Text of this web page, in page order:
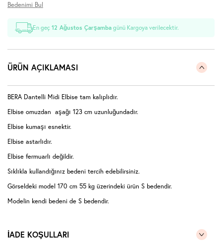
Bedenimi Bul
En geç12 Ağustos Çarşamba günü Kargoya verilecektir.
ÜRÜN AÇIKLAMASI
BERA Dantelli Midi Elbise tam kalıplıdır.
Elbise omuzdan aşağı 123 cm uzunluğundadır.
Elbise kumaşı esnektir.
Elbise astarlıdır.
Elbise fermuarlı değildir.
Sıklıkla kullandığınız bedeni tercih edebilirsiniz.
Görseldeki model 170 cm 55 kg üzerindeki ürün S bedendir.
Modelin kendi bedeni de S bedendir.
İADE KOŞULLARI